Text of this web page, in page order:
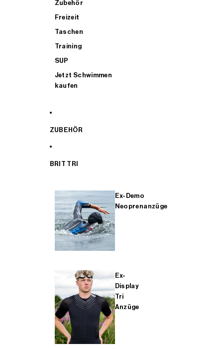
Zubehör
Freizeit
Taschen
Training
SUP
Jetzt Schwimmen
kaufen
ZUBEHÖR
BRIT TRI
Ex-Demo
Neoprenanzüge
Ex-
Display
Tri
Anzüge